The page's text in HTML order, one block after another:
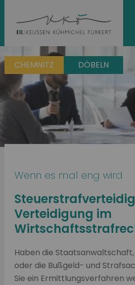
CHEMNITZ DÖBELN
Wenn es mal eng wird
Verteidigung im
Haben die
oder die Bußgeld- und
Sie ein Ermittlungsverfahren